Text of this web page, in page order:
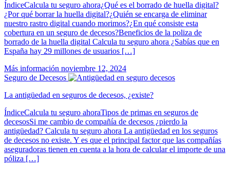
ÍndiceCalcula tu seguro ahora¿Qué es el borrado de huella digital?
¿Por qué borrar la huella digital?¿Quién se encarga de eliminar
nuestro rastro digital cuando morimos?¿En qué consiste esta
cobertura en un seguro de decesos?Beneficios de la poliza de
borrado de la huella digital Calcula tu seguro ahora ¿Sabías que en
España hay 29 millones de usuarios […]
Más información noviembre 12, 2024
Seguro de Decesos
La antigüedad en seguros de decesos, ¿existe?
ÍndiceCalcula tu seguro ahoraTipos de primas en seguros de
decesosSi me cambio de compañía de decesos ¿pierdo la
antigüedad? Calcula tu seguro ahora La antigüedad en los seguros
de decesos no existe. Y es que el principal factor que las compañías
aseguradoras tienen en cuenta a la hora de calcular el importe de una
póliza […]